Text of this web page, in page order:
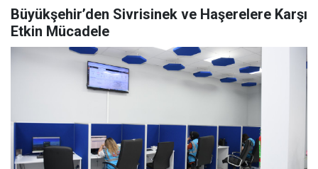
Büyükşehir’den Sivrisinek ve Haşerelere Karşı
Etkin Mücadele